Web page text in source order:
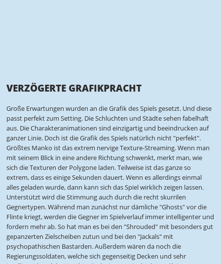
VERZÖGERTE GRAFIKPRACHT
Große Erwartungen wurden an die Grafik des Spiels gesetzt. Und diese
passt perfekt zum Setting. Die Schluchten und Städte sehen fabelhaft
aus. Die Charakteranimationen sind einzigartig und beeindrucken auf
ganzer Linie. Doch ist die Grafik des Spiels natürlich nicht "perfekt".
Größtes Manko ist das extrem nervige Texture-Streaming. Wenn man
mit seinem Blick in eine andere Richtung schwenkt, merkt man, wie
sich die Texturen der Polygone laden. Teilweise ist das ganze so
extrem, dass es einige Sekunden dauert. Wenn es allerdings einmal
alles geladen wurde, dann kann sich das Spiel wirklich zeigen lassen.
Unterstützt wird die Stimmung auch durch die recht skurrilen
Gegnertypen. Während man zunächst nur dämliche "Ghosts" vor die
Flinte kriegt, werden die Gegner im Spielverlauf immer intelligenter und
fordern mehr ab. So hat man es bei den "Shrouded" mit besonders gut
gepanzerten Zielscheiben zutun und bei den "Jackals" mit
psychopathischen Bastarden. Außerdem wären da noch die
Regierungssoldaten, welche sich gegenseitig Decken und sehr